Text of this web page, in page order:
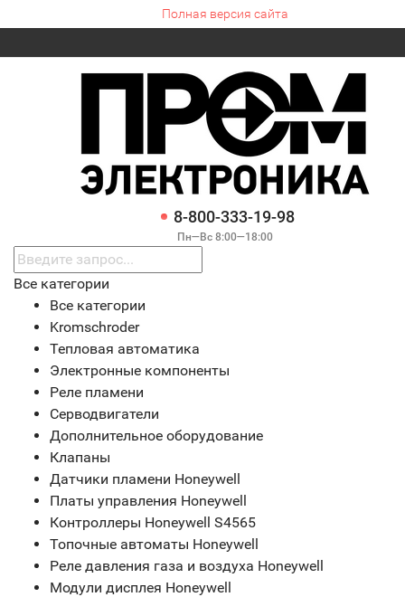
Полная версия сайта
8-800-333-19-98
Пн—Вс 8:00—18:00
Все категории
Все категории
Kromschroder
Тепловая автоматика
Электронные компоненты
Реле пламени
Серводвигатели
Дополнительное оборудование
Клапаны
Датчики пламени Honeywell
Платы управления Honeywell
Контроллеры Honeywell S4565
Топочные автоматы Honeywell
Реле давления газа и воздуха Honeywell
Модули дисплея Honeywell